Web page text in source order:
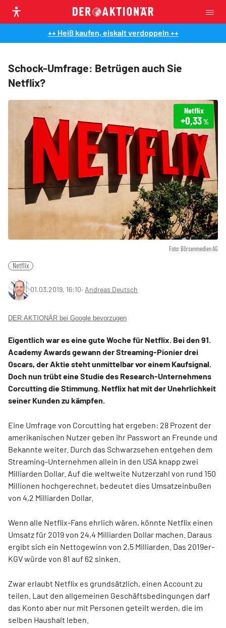
++ Heiß kaufen, eiskalt verdoppeln ++
Schock-Umfrage: Betrügen auch Sie
Netflix?
Foto: Börsenmedien AG
Netflix
+0,33%
Netflix
01.03.2019, 16:10‧ Andreas Deutsch
DER AKTIONÄR bei Google bevorzugen
Eigentlich war es eine gute Woche für Netflix. Bei den 91.
Academy Awards gewann der Streaming-Pionier drei
Oscars, der Aktie steht unmittelbar vor einem Kaufsignal.
Doch nun trübt eine Studie des Research-Unternehmens
Corcutting die Stimmung. Netflix hat mit der Unehrlichkeit
seiner Kunden zu kämpfen.
Eine Umfrage von Corcutting hat ergeben: 28 Prozent der
amerikanischen Nutzer geben ihr Passwort an Freunde und
Bekannte weiter. Durch das Schwarzsehen entgehen dem
Streaming-Unternehmen allein in den USA knapp zwei
Milliarden Dollar. Auf die weltweite Nutzerzahl von rund 150
Millionen hochgerechnet, bedeutet dies Umsatzeinbußen
von 4,2 Milliarden Dollar.
Wenn alle Netflix-Fans ehrlich wären, könnte Netflix einen
Umsatz für 2019 von 24,4 Milliarden Dollar machen. Daraus
ergibt sich ein Nettogewinn von 2,5 Milliarden. Das 2019er-
KGV würde von 81 auf 62 sinken.
Zwar erlaubt Netflix es grundsätzlich, einen Account zu
teilen. Laut den allgemeinen Geschäftsbedingungen darf
das Konto aber nur mit Personen geteilt werden, die im
selben Haushalt leben.